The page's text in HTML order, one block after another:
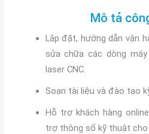
Mô tả
Lắp đặt, hướng dẫn vận
sửa chữa các dòng máy
laser CNC.
Soạn tài liệu và đào tạo
Hỗ trợ khách hàng
trợ thông số kỹ thuật cho